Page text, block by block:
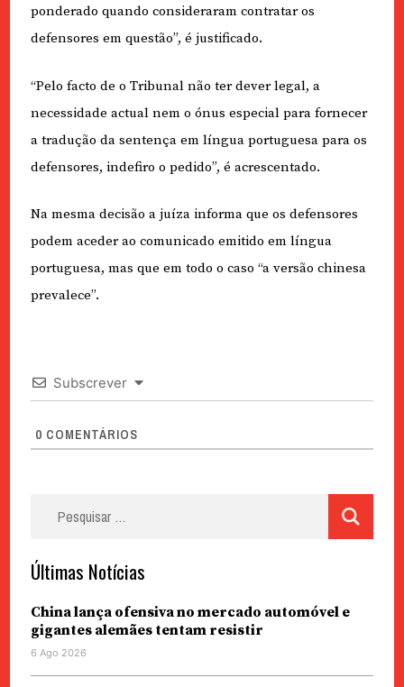
ponderado quando consideraram contratar os
defensores em questão”, é justificado.
“Pelo facto de o Tribunal não ter dever legal, a
necessidade actual nem o ónus especial para fornecer
a tradução da sentença em língua portuguesa para os
defensores, indefiro o pedido”, é acrescentado.
Na mesma decisão a juíza informa que os defensores
podem aceder ao comunicado emitido em língua
portuguesa, mas que em todo o caso “a versão chinesa
prevalece”.
Subscrever
0 COMENTÁRIOS
Últimas Notícias
China lança ofensiva no mercado automóvel e
gigantes alemães tentam resistir
6 Ago 2026